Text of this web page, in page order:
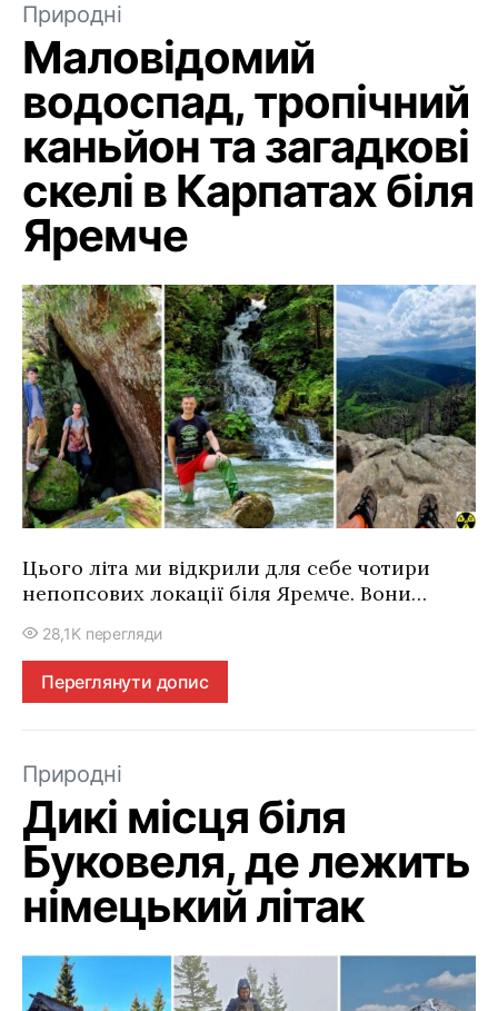
Природні
Маловідомий
водоспад, тропічний
каньйон та загадкові
скелі в Карпатах біля
Яремче
Цього літа ми відкрили для себе чотири
непопсових локації біля Яремче. Вони…
28,1K перегляди
Переглянути допис
Природні
Дикі місця біля
Буковеля, де лежить
німецький літак